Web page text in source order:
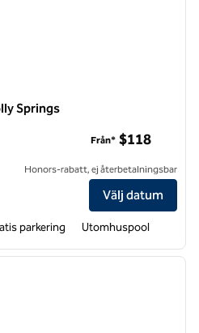
Springs
Inn & Suites Holly Springs
Från* $118
Honors-rabatt, ej återbetalningsbar
Välj datum
parkering Utomhuspool
nästa